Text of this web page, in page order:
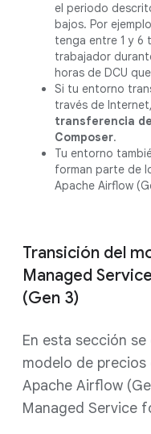
el periodo
bajos. Por
tenga entre 1 y 6
trabajador
horas de DCU
Si tu entorno
través de
transferencia
Composer.
Tu entorno
forman parte de
Apache Airflow
Transición del
Managed
(Gen 3)
En esta sección
modelo de
Apache Airflow
Managed Service